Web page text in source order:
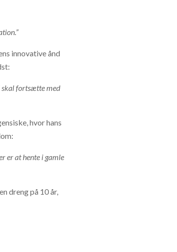
innovative ånd
skal fortsætte med
hvor hans
er at hente i gamle
dreng på 10 år,